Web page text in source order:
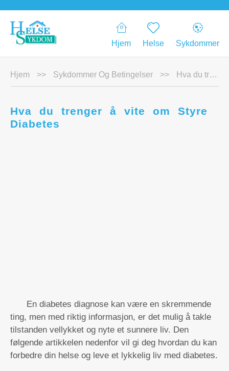
Hjem Helse Sykdommer
Hjem >> Sykdommer Og Betingelser >> Hva du trenger å vite om Styre Diabetes
Hva du trenger å vite om Styre
Diabetes
En diabetes diagnose kan være en skremmende
ting, men med riktig informasjon, er det mulig å takle
tilstanden vellykket og nyte et sunnere liv. Den
følgende artikkelen nedenfor vil gi deg hvordan du kan
forbedre din helse og leve et lykkelig liv med diabetes.